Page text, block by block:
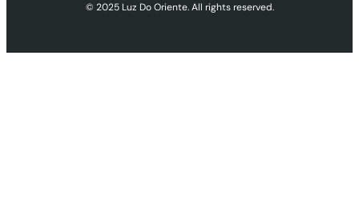
© 2025 Luz Do Oriente. All rights reserved.